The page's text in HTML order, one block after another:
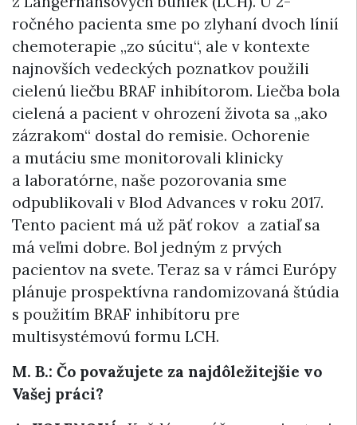
ročného pacienta sme po zlyhaní dvoch línií
chemoterapie „zo súcitu“, ale v kontexte
najnovších vedeckých poznatkov použili
cielenú liečbu BRAF inhibítorom. Liečba bola
cielená a pacient v ohrození života sa „ako
zázrakom“ dostal do remisie. Ochorenie
a mutáciu sme monitorovali klinicky
a laboratórne, naše pozorovania sme
odpublikovali v Blod Advances v roku 2017.
Tento pacient má už päť rokov a zatiaľ sa
má veľmi dobre. Bol jedným z prvých
pacientov na svete. Teraz sa v rámci Európy
plánuje prospektívna randomizovaná štúdia
s použitím BRAF inhibítoru pre
multisystémovú formu LCH.
M. B.: Čo považujete za najdôležitejšie vo
Vašej práci?